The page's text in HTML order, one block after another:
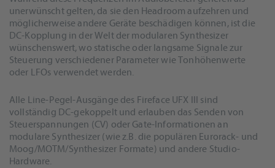
unerwünscht gelten, da sie den Headroom aufzehren und
möglicherweise andere Geräte beschädigen können, ist die
DC-Kopplung in der Welt der modularen Synthesizer
wünschenswert, wo statische oder langsame Signale zur
Steuerung verschiedener Parameter wie Tonhöhenwerte
oder LFOs verwendet werden.
Alle Line-Pegel-Ausgänge des Fireface UFX III sind
vollständig DC-gekoppelt und erlauben das Senden von
Steuerspannungen (CV) oder Gate-Informationen an
modulare Synthesizer (wie z.B. die populären Eurorack- und
Moog/MOTM/Synthesizer Formate) und andere Studio-
Hardware.